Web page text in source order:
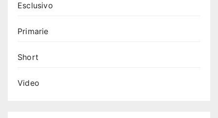
Esclusivo
Primarie
Short
Video